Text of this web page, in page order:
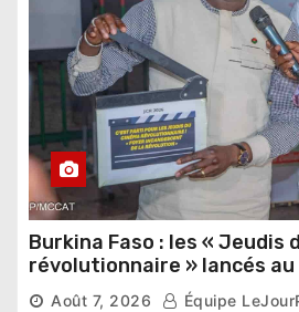
Burkina Faso : les « Jeudis
révolutionnaire » lancés au
Thomas Sankara
Août 7, 2026 Équipe